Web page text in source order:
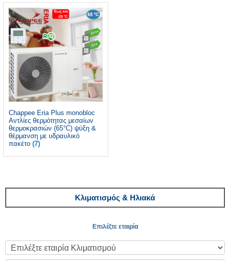
Chappee Eria Plus monobloc
Αντλίες θερμότητας μεσαίων
θερμοκρασιών (65°C) ψύξη &
θέρμανση με υδραυλικό
πακέτο (7)
Κλιματισμός & Ηλιακά
Επιλέξτε εταιρία